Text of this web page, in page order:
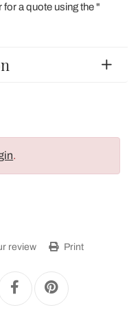
a quote using the "
.
review Print